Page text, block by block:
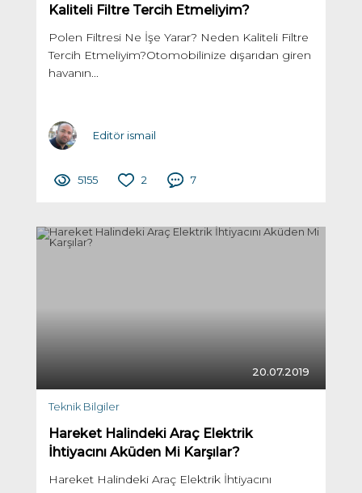
Kaliteli Filtre Tercih Etmeliyim?
Polen Filtresi Ne İşe Yarar? Neden Kaliteli Filtre
Tercih Etmeliyim?Otomobilinize dışarıdan giren
havanın...
Editör ismail
5155 2 7
20.07.2019
Teknik Bilgiler
Hareket Halindeki Araç Elektrik
İhtiyacını Aküden Mi Karşılar?
Hareket Halindeki Araç Elektrik İhtiyacını